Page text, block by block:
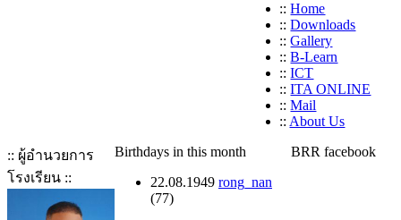
:: Home
:: Downloads
:: Gallery
:: B-Learn
:: ICT
:: ITA ONLINE
:: Mail
:: About Us
:: ผู้อำนวยการ
โรงเรียน ::
Birthdays in this month
22.08.1949 rong_nan
(77)
BRR facebook